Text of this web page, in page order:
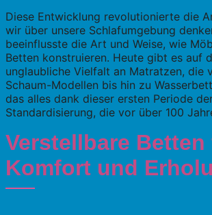
Diese Entwicklung revolutionierte die
wir über unsere Schlafumgebung
beeinflusste die Art und Weise, wie
Betten konstruieren. Heute gibt es auf
unglaubliche Vielfalt an Matratzen, die
Schaum-Modellen bis hin zu
das alles dank dieser ersten Periode
Standardisierung, die vor über 100
Verstellbare Betten
Komfort und